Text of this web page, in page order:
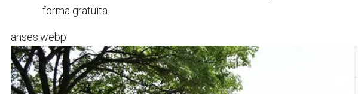
forma gratuita.
anses.webp